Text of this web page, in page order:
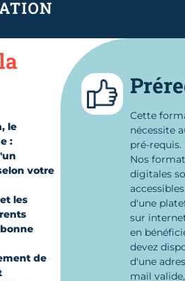
le
:
votre
les
de
Cette
nécessite
pré-requis.
Nos
digitales
d'une
sur
en
devez
d'une
mail